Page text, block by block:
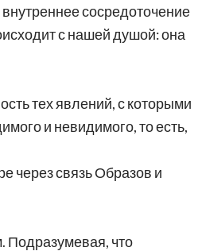
сосредоточение
с нашей душой: она
тех явлений, с которыми
и невидимого, то есть,
через связь Образов и
Подразумевая, что